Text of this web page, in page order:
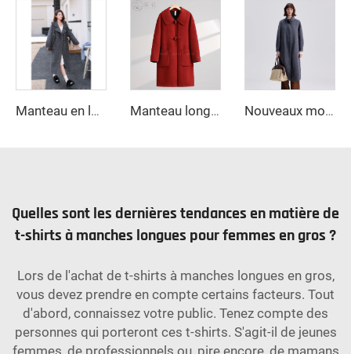
Manteau en laine oversize pour femmes avec décoration logo, vêtement d'extérieur automne-hiver, long manteau uni teint en plein, en cuir, rembourré de cachemire Manteau long classique en laine double face pour femmes Manteau d'hiver chaud à simple boutonnage Col rabattu avec fermeture par ceinture en cachemire à capuche Nouveaux modèles de manteau trench en laine et cachemire double face pour femmes avec bouton
Quelles sont les dernières tendances en matière de
t-shirts à manches longues pour femmes en gros ?
Lors de l'achat de t-shirts à manches longues en gros,
vous devez prendre en compte certains facteurs. Tout
d'abord, connaissez votre public. Tenez compte des
personnes qui porteront ces t-shirts. S'agit-il de jeunes